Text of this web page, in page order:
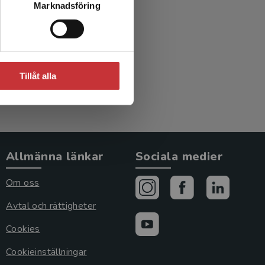
Marknadsföring
Tillåt alla
Allmänna länkar
Om oss
Avtal och rättigheter
Cookies
Cookieinställningar
Sociala medier